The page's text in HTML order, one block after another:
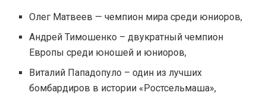
Олег Матвеев — чемпион мира среди юниоров,
Андрей Тимошенко – двукратный чемпион
Европы среди юношей и юниоров,
Виталий Пападопуло – один из лучших
бомбардиров в истории «Ростсельмаша»,